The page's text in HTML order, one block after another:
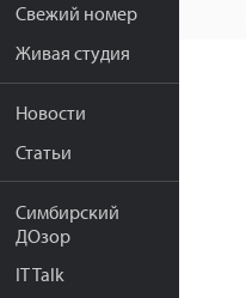
Свежий номер
Живая студия
Новости
Статьи
Симбирский
ДОзор
IT Talk